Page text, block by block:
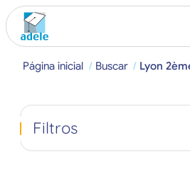
Página inicial Buscar Lyon
Filtros